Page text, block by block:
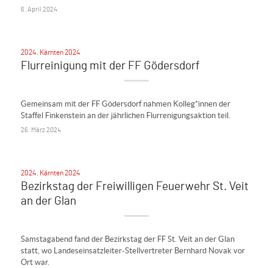
6. April 2024
2024, Kärnten 2024
Flurreinigung mit der FF Gödersdorf
Gemeinsam mit der FF Gödersdorf nahmen Kolleg*innen der
Staffel Finkenstein an der jährlichen Flurrenigungsaktion teil.
26. März 2024
2024, Kärnten 2024
Bezirkstag der Freiwilligen Feuerwehr St. Veit
an der Glan
Samstagabend fand der Bezirkstag der FF St. Veit an der Glan
statt, wo Landeseinsatzleiter-Stellvertreter Bernhard Novak vor
Ort war.